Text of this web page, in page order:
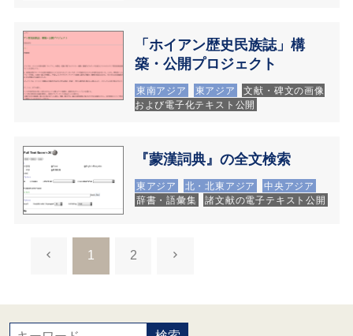
「ホイアン歴史民族誌」構
築・公開プロジェクト
東南アジア 東アジア
文献・碑文の画像
および電子化テキスト公開
『蒙漢詞典』の全文検索
東アジア 北・北東アジア
中央アジア
辞書・語彙集
諸文献の電子テキスト公開
1 2